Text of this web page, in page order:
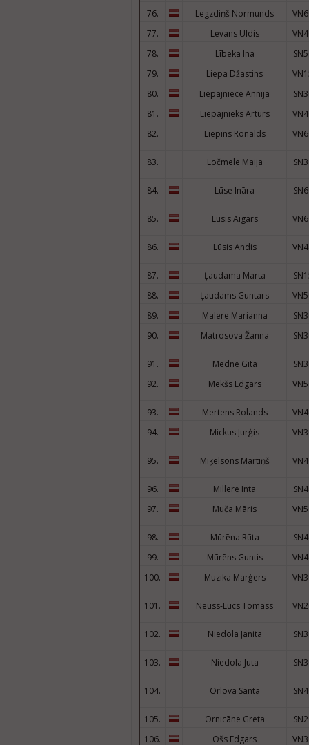
76.
Legzdiņš Normunds
77.
Levans Uldis
78.
Lībeka Ina
79.
Liepa Džastins
80.
Liepājniece Annija
81.
Liepajnieks Arturs
82.
Liepins Ronalds
83. Ločmele Maija
84. Lūse Ināra
85. Lūsis Aigars
86. Lūsis Andis
87. Ļaudama Marta
88.
Ļaudams Guntars
89.
Malere Marianna
90.
Matrosova Žanna
91. Medne Gita
92.
Mekšs Edgars
93. Mertens Rolands
94.
Mickus Jurģis
95. Miķelsons Mārtiņš
96. Millere Inta
97.
Muča Māris
98. Mūrēna Rūta
99.
Mūrēns Guntis
100.
Muzika Marģers
101. Neuss-Lucs Tomass
102. Niedola Janita
103. Niedola Juta
104. Orlova Santa
105. Ornicāne Greta
106.
Ošs Edgars